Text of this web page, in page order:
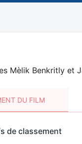
Mèlik Benkritly et
DU FILM
de classement